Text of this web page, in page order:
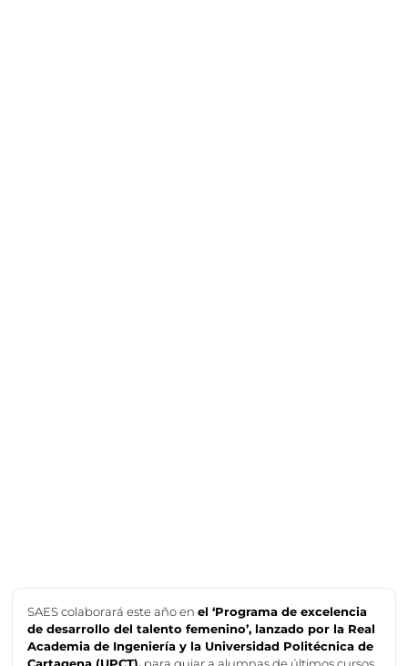
SAES colaborará este año enel ‘Programa de excelencia
de desarrollo del talento femenino’, lanzado por la Real
Academia de Ingeniería y la Universidad Politécnica de
Cartagena (UPCT), para guiar a alumnas de últimos cursos